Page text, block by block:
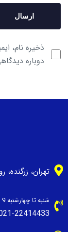
ذخیره نام،
دوباره
تهران، زرگنده،
شنبه تا چهارشنبه 9 صبح تا 5 عصر
22414433